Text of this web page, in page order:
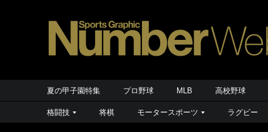
夏の甲子園特集 プロ野球 MLB 高校野球
格闘技 将棋 モータースポーツ ラグビー